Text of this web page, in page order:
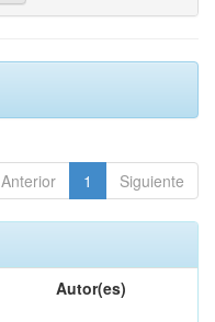
Anterior 1 Siguiente
Autor(es)